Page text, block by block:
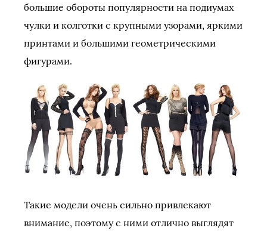
большие обороты популярности на подиумах
чулки и колготки с крупными узорами, яркими
принтами и большими геометрическими
фигурами.
Такие модели очень сильно привлекают
внимание, поэтому с ними отлично выглядят